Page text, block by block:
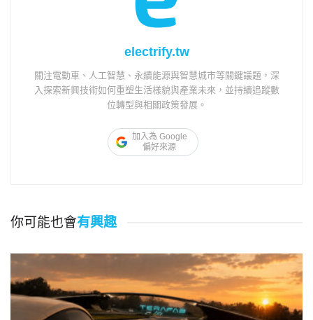
electrify.tw
關注電動車、人工智慧、永續能源與智慧城市等關鍵議題，深
入探索新興技術如何重塑生活樣貌與產業未來，並持續追蹤數
位轉型與相關政策發展。
加入為 Google
偏好來源
你可能也會有興趣